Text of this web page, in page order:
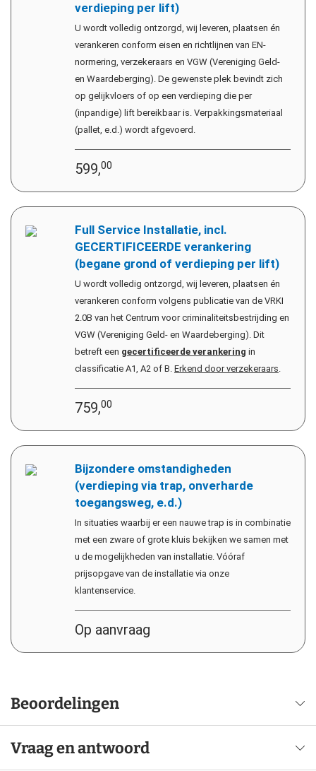
verdieping per lift)
U wordt volledig ontzorgd, wij leveren, plaatsen én
verankeren conform eisen en richtlijnen van EN-
normering, verzekeraars en VGW (Vereniging Geld-
en Waardeberging). De gewenste plek bevindt zich
op gelijkvloers of op een verdieping die per
(inpandige) lift bereikbaar is. Verpakkingsmateriaal
(pallet, e.d.) wordt afgevoerd.
599,00
Full Service Installatie, incl.
GECERTIFICEERDE verankering
(begane grond of verdieping per lift)
U wordt volledig ontzorgd, wij leveren, plaatsen én
verankeren conform volgens publicatie van de VRKI
2.0B van het Centrum voor criminaliteitsbestrijding en
VGW (Vereniging Geld- en Waardeberging). Dit
betreft een gecertificeerde verankering in
classificatie A1, A2 of B. Erkend door verzekeraars.
759,00
Bijzondere omstandigheden
(verdieping via trap, onverharde
toegangsweg, e.d.)
In situaties waarbij er een nauwe trap is in combinatie
met een zware of grote kluis bekijken we samen met
u de mogelijkheden van installatie. Vóóraf
prijsopgave van de installatie via onze
klantenservice.
Op aanvraag
Beoordelingen
Vraag en antwoord